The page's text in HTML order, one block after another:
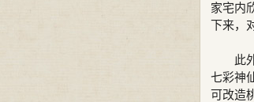
家宅内
下来，
此外
七彩神
可改造